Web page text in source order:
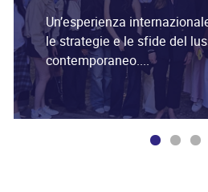
Un’esperienza
le strategie e le sfide del
contemporaneo....